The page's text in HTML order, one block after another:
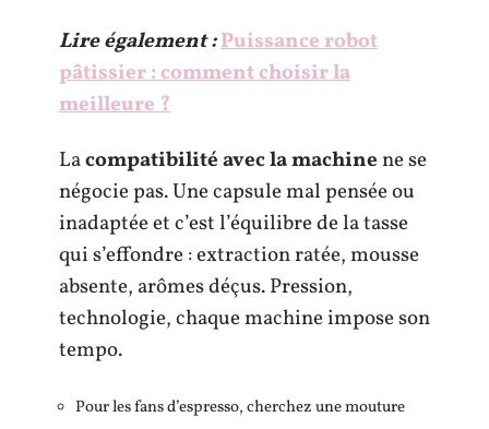
Lire également :Puissance robot
pâtissier : comment choisir la
meilleure ?
Lacompatibilité avec la machinene se
négocie pas. Une capsule mal pensée ou
inadaptée et c’est l’équilibre de la tasse
qui s’effondre : extraction ratée, mousse
absente, arômes déçus. Pression,
technologie, chaque machine impose son
tempo.
Pour les fans d’espresso, cherchez une mouture